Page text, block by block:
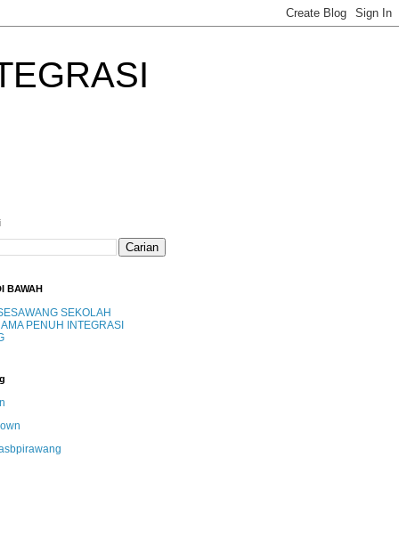
BAWAH
SEKOLAH
PENUH INTEGRASI